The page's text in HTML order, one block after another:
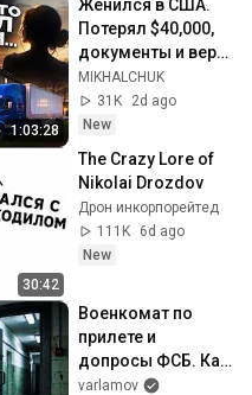
1:03:28
Женился в США.
Потерял $40,000,
документы и веру
в любовь
MIKHALCHUK
31K
2d ago
New
30:42
The Crazy Lore of
Nikolai Drozdov
Дрон инкорпорейтед
111K
6d ago
New
Военкомат по
прилете и
допросы ФСБ. Как
проверяют на
varlamov